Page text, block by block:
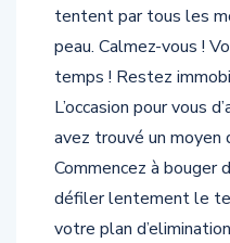
tentent par tous les
peau. Calmez-vous !
temps ! Restez
L’occasion pour vous
avez trouvé un moyen
Commencez à bouger
défiler lentement le
votre plan